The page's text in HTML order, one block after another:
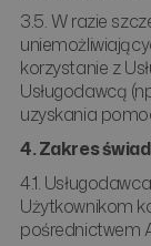
3.5. W razie
korzystanie z
Usługodawcą
uzyskania
4. Zakres
4.1.
Użytkownikom
pośrednictwem